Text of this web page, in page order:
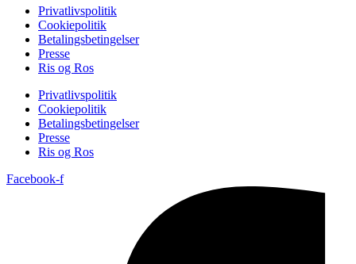
Privatlivspolitik
Cookiepolitik
Betalingsbetingelser
Presse
Ris og Ros
Privatlivspolitik
Cookiepolitik
Betalingsbetingelser
Presse
Ris og Ros
Facebook-f